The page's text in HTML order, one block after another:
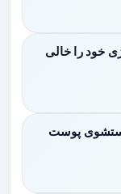
خود را خالی
پوست